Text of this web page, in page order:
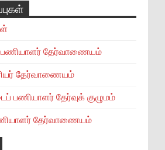
பணியாளர் தேர்வாணையம்
தேர்வாணையம்
பணியாளர் தேர்வுக் குழுமம்
தேர்வாணையம்